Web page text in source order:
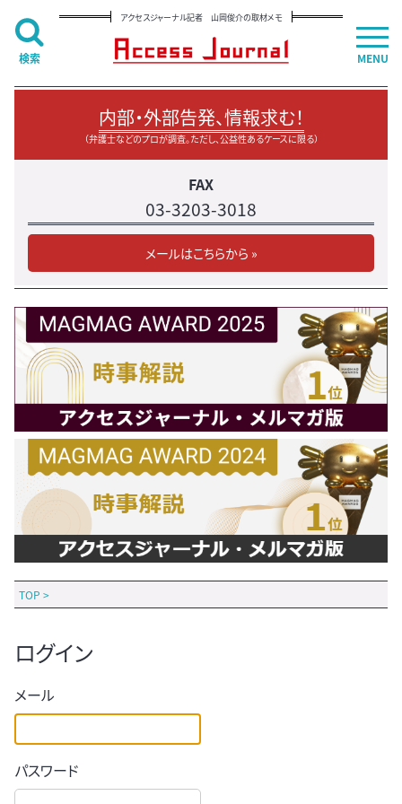
アクセスジャーナル記者 山岡俊介の取材メモ
内部・外部告発、情報求む！
（弁護士などのプロが調査。ただし、公益性あるケースに限る）
FAX
03-3203-3018
メールはこちらから »
TOP >
ログイン
メール
パスワード
MENU
検索